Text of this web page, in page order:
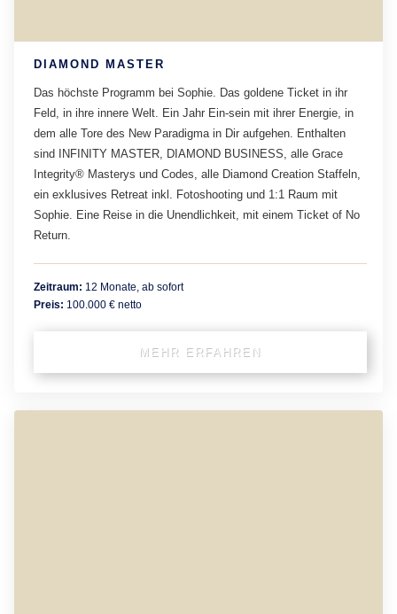
DIAMOND MASTER
Das höchste Programm bei Sophie. Das goldene Ticket in ihr
Feld, in ihre innere Welt. Ein Jahr Ein-sein mit ihrer Energie, in
dem alle Tore des New Paradigma in Dir aufgehen. Enthalten
sind INFINITY MASTER, DIAMOND BUSINESS, alle Grace
Integrity® Masterys und Codes, alle Diamond Creation Staffeln,
ein exklusives Retreat inkl. Fotoshooting und 1:1 Raum mit
Sophie. Eine Reise in die Unendlichkeit, mit einem Ticket of No
Return.
Zeitraum: 12 Monate, ab sofort
Preis: 100.000 € netto
MEHR ERFAHREN